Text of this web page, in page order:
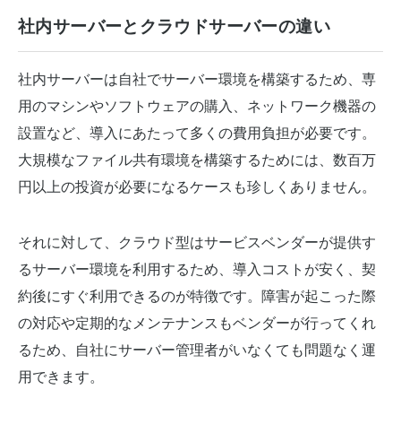
社内サーバーとクラウドサーバーの違い
社内サーバーは自社でサーバー環境を構築するため、専
用のマシンやソフトウェアの購入、ネットワーク機器の
設置など、導入にあたって多くの費用負担が必要です。
大規模なファイル共有環境を構築するためには、数百万
円以上の投資が必要になるケースも珍しくありません。
それに対して、クラウド型はサービスベンダーが提供す
るサーバー環境を利用するため、導入コストが安く、契
約後にすぐ利用できるのが特徴です。障害が起こった際
の対応や定期的なメンテナンスもベンダーが行ってくれ
るため、自社にサーバー管理者がいなくても問題なく運
用できます。